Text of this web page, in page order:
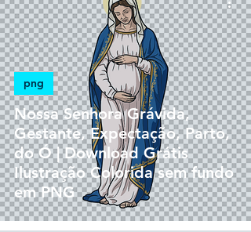
Nossa Senhora Grávida,
Gestante, Expectação, Parto,
do Ó | Download Grátis
Ilustração Colorida sem fundo
em PNG
png